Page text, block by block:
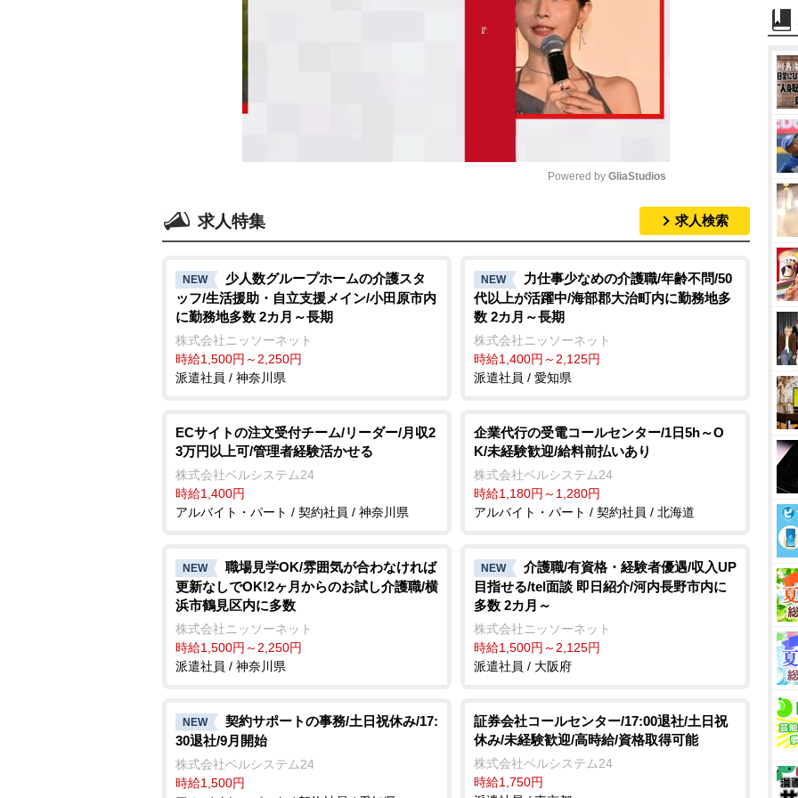
t
e
Powered by GliaStudios
求人特集 求人検索
NEW
少人数グループホームの介護スタ
ッフ/生活援助・自立支援メイン/小田原市内
に勤務地多数 2カ月～長期
株式会社ニッソーネット
時給1,500円～2,250円
派遣社員 / 神奈川県
NEW
力仕事少なめの介護職/年齢不問/50
代以上が活躍中/海部郡大治町内に勤務地多
数 2カ月～長期
株式会社ニッソーネット
時給1,400円～2,125円
派遣社員 / 愛知県
ECサイトの注文受付チーム/リーダー/月収2
3万円以上可/管理者経験活かせる
株式会社ベルシステム24
時給1,400円
アルバイト・パート / 契約社員 / 神奈川県
企業代行の受電コールセンター/1日5h～O
K/未経験歓迎/給料前払いあり
株式会社ベルシステム24
時給1,180円～1,280円
アルバイト・パート / 契約社員 / 北海道
NEW
職場見学OK/雰囲気が合わなければ
更新なしでOK!2ヶ月からのお試し介護職/横
浜市鶴見区内に多数
株式会社ニッソーネット
時給1,500円～2,250円
派遣社員 / 神奈川県
NEW
介護職/有資格・経験者優遇/収入UP
目指せる/tel面談 即日紹介/河内長野市内に
多数 2カ月～
株式会社ニッソーネット
時給1,500円～2,125円
派遣社員 / 大阪府
NEW
契約サポートの事務/土日祝休み/17:
30退社/9月開始
株式会社ベルシステム24
時給1,500円
証券会社コールセンター/17:00退社/土日祝
休み/未経験歓迎/高時給/資格取得可能
株式会社ベルシステム24
時給1,750円